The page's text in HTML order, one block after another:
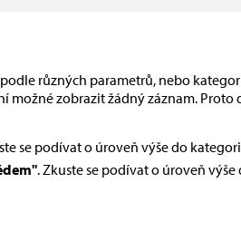
různých parametrů, nebo
možné zobrazit žádný záznam.
se podívat o úroveň výše do
. Zkuste se podívat o úroveň výše